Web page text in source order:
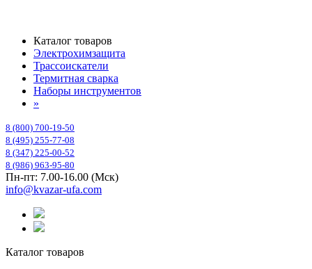
Каталог товаров
Электрохимзащита
Трассоискатели
Термитная сварка
Наборы инструментов
»
8 (800) 700-19-50
8 (495) 255-77-08
8 (347) 225-00-52
8 (986) 963-95-80
Пн-пт: 7.00-16.00 (Мск)
info@kvazar-ufa.com
Каталог товаров